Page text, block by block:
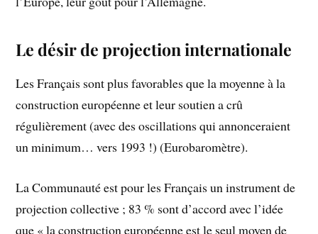
Le désir de projection internationale
Les Français sont plus favorables que la moyenne à la
construction européenne et leur soutien a crû
régulièrement (avec des oscillations qui annonceraient
un minimum… vers 1993 !) (Eurobaromètre).
La Communauté est pour les Français un instrument de
projection collective ; 83 % sont d’accord avec l’idée
que « la construction européenne est le seul moyen de